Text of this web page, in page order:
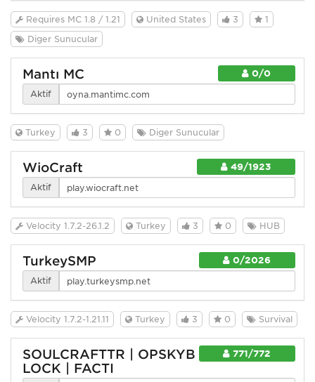
Requires MC 1.8 / 1.21 United States 3
1
Diğer Sunucular
0/0
Mantı MC
Aktif
Turkey 3 0 Diğer Sunucular
49/1923
WioCraft
Aktif
Velocity 1.7.2-26.1.2 Turkey 3 0 HUB
0/2026
TurkeySMP
Aktif
Velocity 1.7.2-1.21.11 Turkey 3 0 Survival
771/772
SOULCRAFTTR | OPSKYB
LOCK | FACTI